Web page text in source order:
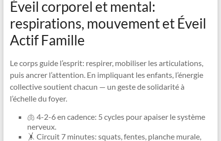
Éveil corporel et mental:
respirations, mouvement et Éveil
Actif Famille
Le corps guide l’esprit: respirer, mobiliser les articulations,
puis ancrer l’attention. En impliquant les enfants, l’énergie
collective soutient chacun — un geste de solidarité à
l’échelle du foyer.
🫁 4-2-6 en cadence: 5 cycles pour apaiser le système
nerveux.
🤸 Circuit 7 minutes: squats, fentes, planche murale,